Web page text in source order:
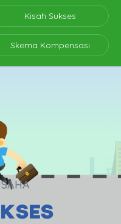
Kisah Sukses
Skema Kompensasi